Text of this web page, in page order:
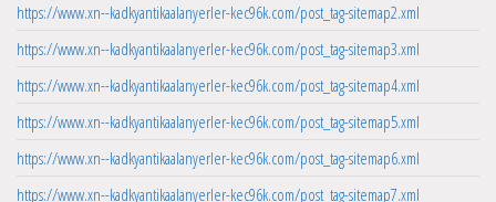
https://www.xn--kadkyantikaalanyerler-kec96k.com/post_tag-sitemap2.xml
https://www.xn--kadkyantikaalanyerler-kec96k.com/post_tag-sitemap3.xml
https://www.xn--kadkyantikaalanyerler-kec96k.com/post_tag-sitemap4.xml
https://www.xn--kadkyantikaalanyerler-kec96k.com/post_tag-sitemap5.xml
https://www.xn--kadkyantikaalanyerler-kec96k.com/post_tag-sitemap6.xml
https://www.xn--kadkyantikaalanyerler-kec96k.com/post_tag-sitemap7.xml